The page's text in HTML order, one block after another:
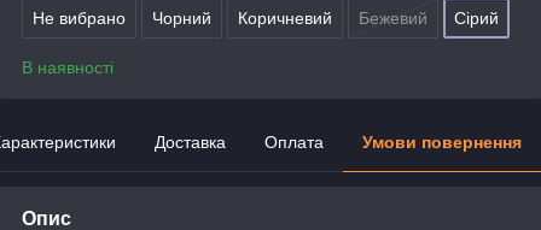
Не вибрано Чорний Коричневий Бежевий Сірий
В наявності
Доставка Оплата Умови повернення
Опис